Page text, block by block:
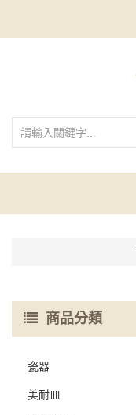
商品分類
瓷器
美耐皿